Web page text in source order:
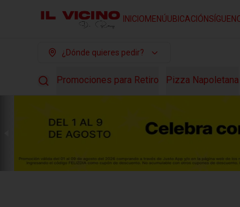
INICIOMENÚUBICACIÓN
¿Dónde quieres pedir?
Promociones para Retiro Pizza Napoletana